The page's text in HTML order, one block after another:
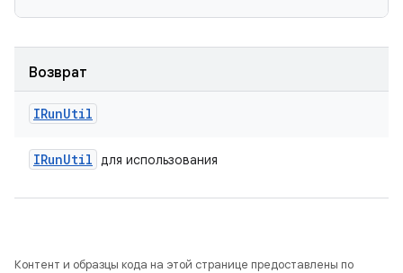
Возврат
IRunUtil
IRunUtil для использования
Контент и образцы кода на этой странице предоставлены по